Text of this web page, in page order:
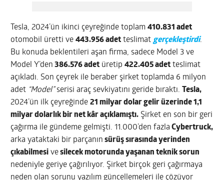
Tesla, 2024’ün ikinci çeyreğinde toplam410.831 adet
otomobil üretti ve443.956 adet teslimat gerçekleştirdi.
Bu konuda beklentileri aşan firma, sadece Model 3 ve
Model Y’den 386.576 adet üretip422.405 adet teslimat
açıkladı. Son çeyrek ile beraber şirket toplamda 6 milyon
adet “Model”serisi araç sevkiyatını geride bıraktı.
Tesla,
2024’ün ilk çeyreğinde21 milyar dolar gelir üzerinde 1,1
milyar dolarlık bir net kâr açıklamıştı. Şirket en son bir geri
çağırma ile gündeme gelmişti. 11.000’den fazla Cybertruck,
arka yataktaki bir parçanın sürüş sırasında yerinden
çıkabilmesi vesilecek motorunda yaşanan teknik sorun
nedeniyle geriye çağırılıyor. Şirket birçok geri çağırmaya
neden olan sorunu yazılım güncellemeleri ile çözüyor